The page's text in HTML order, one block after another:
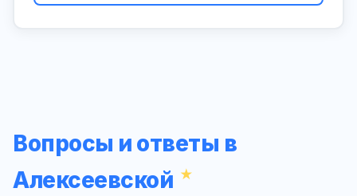
Вопросы и ответы в
Алексеевской